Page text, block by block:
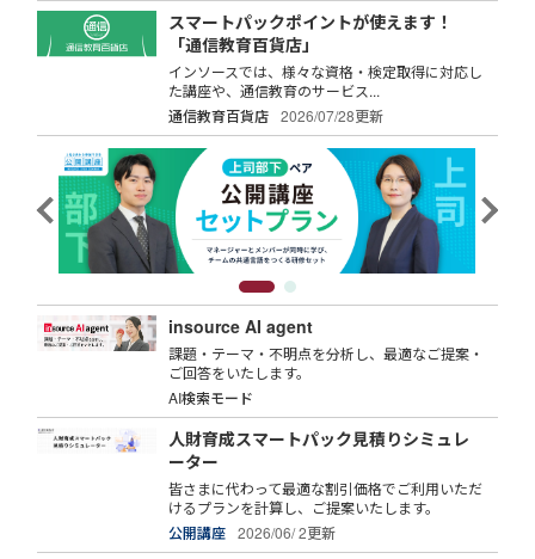
スマートパックポイントが使えます！
「通信教育百貨店」
インソースでは、様々な資格・検定取得に対応し
た講座や、通信教育のサービス...
通信教育百貨店
2026/07/28更新
insource AI agent
課題・テーマ・不明点を分析し、最適なご提案・
ご回答をいたします。
AI検索モード
人財育成スマートパック見積りシミュレ
ーター
皆さまに代わって最適な割引価格でご利用いただ
けるプランを計算し、ご提案いたします。
公開講座
2026/06/ 2更新